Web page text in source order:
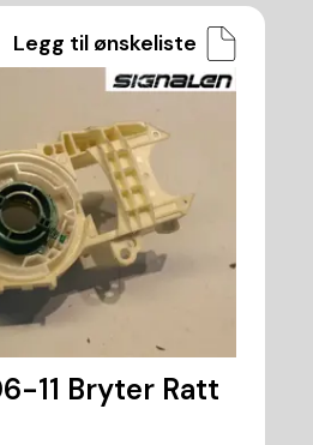
Legg til ønskeliste
11 Bryter Ratt